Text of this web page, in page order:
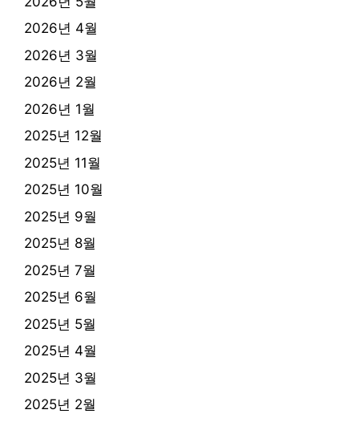
2026년 4월
2026년 3월
2026년 2월
2026년 1월
2025년 12월
2025년 11월
2025년 10월
2025년 9월
2025년 8월
2025년 7월
2025년 6월
2025년 5월
2025년 4월
2025년 3월
2025년 2월